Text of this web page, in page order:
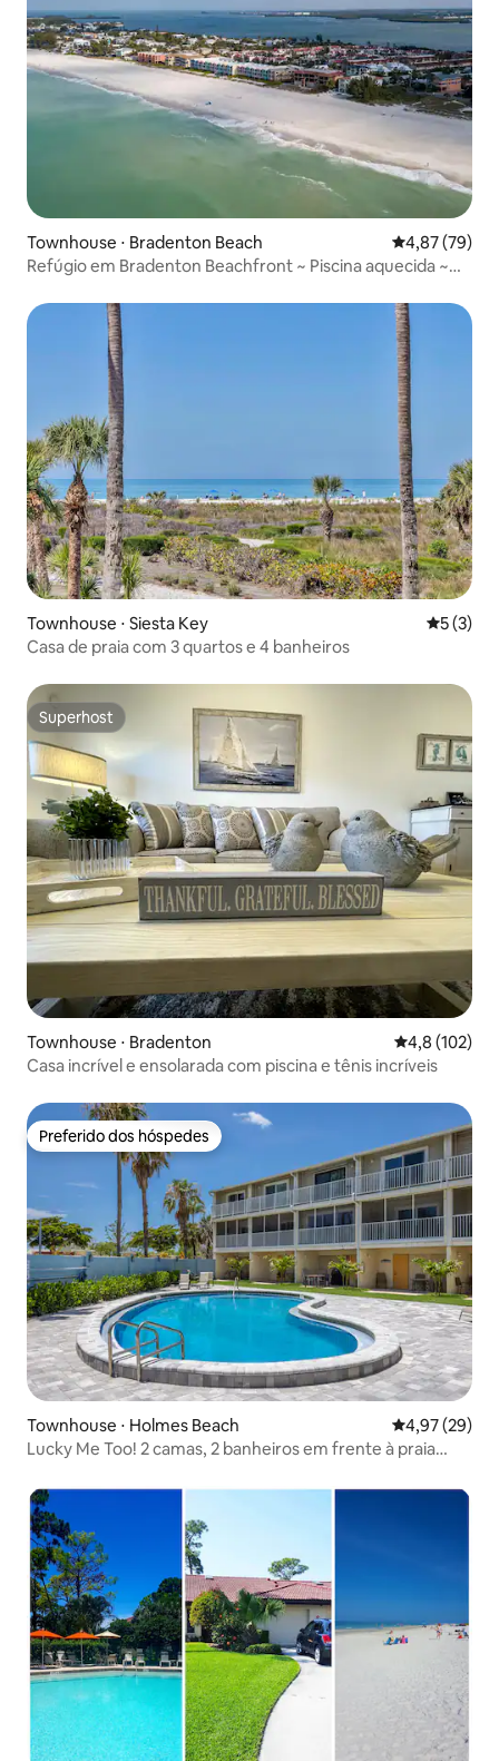
Townhouse ⋅ Bradenton Beach 4,87 de uma
4,87 (79)
Refúgio em Bradenton Beachfront ~ Piscina aquecida ~
Townhouse ⋅ Siesta Key 5 de
5 (3)
Casa de praia com 3 quartos e 4 banheiros
Superhost
Superhost
Townhouse ⋅ Bradenton 4,8 de uma
4,8 (102)
Casa incrível e ensolarada com piscina e tênis incríveis
Preferido dos hóspedes
Preferido dos hóspedes
Townhouse ⋅ Holmes Beach 4,97 de uma
4,97 (29)
Lucky Me Too! 2 camas, 2 banheiros em frente à praia